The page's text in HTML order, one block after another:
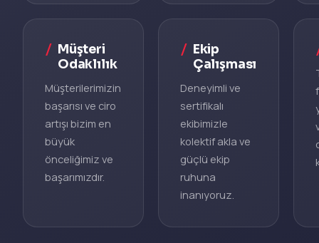
Müşteri
Odaklılık
Müşterilerimizin
başarısı ve ciro
artışı bizim en
büyük
önceliğimiz ve
başarımızdır.
Ekip
Çalışması
Deneyimli ve
sertifikalı
ekibimizle
kolektif akla ve
güçlü ekip
ruhuna
inanıyoruz.